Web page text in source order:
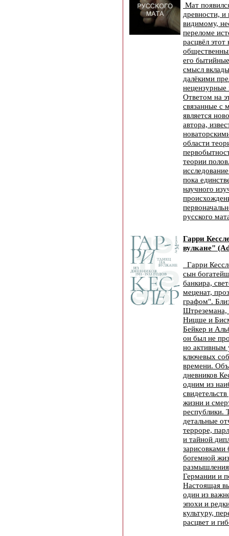
Мат
древности, и
видимому,
переломе
расцвёл
его
смысл
далёкими
Ответом на
связанные с
является
автора,
области
теории
пока
научного
русского
Гарри
вулкане"
Гарри
сын
банкира,
меценат,
графом".
Штреземана,
Ницше и
Бейкер и
он был не
но активным
ключевых
времени.
дневников
одним из
жизни и
республики.
детальные
терроре,
и тайной
зарисовками
богемной
Германии и
Настоящая
один из
эпохи и
культуру,
расцвет и